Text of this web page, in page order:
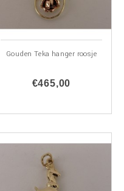
Gouden Teka hanger roosje
€465,00